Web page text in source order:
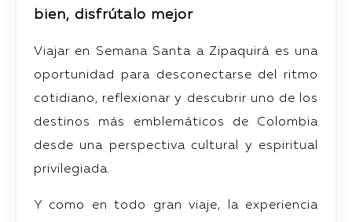
bien, disfrútalo mejor
Viajar en Semana Santa a Zipaquirá es una
oportunidad para desconectarse del ritmo
cotidiano, reflexionar y descubrir uno de los
destinos más emblemáticos de Colombia
desde una perspectiva cultural y espiritual
privilegiada.
Y como en todo gran viaje, la experiencia